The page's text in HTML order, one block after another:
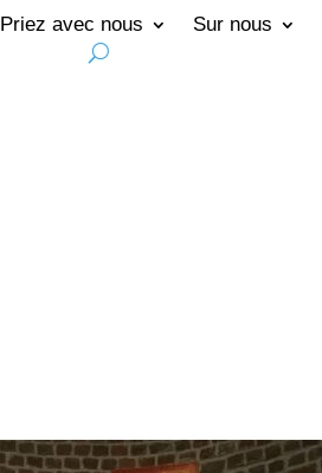
Priez avec nous Sur nous